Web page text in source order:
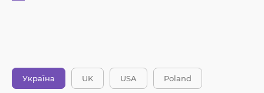
Україна UK USA Poland